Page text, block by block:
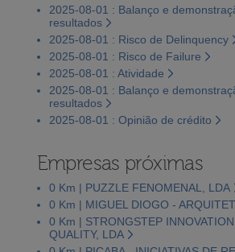
2025-08-01 : Balanço e
resultados
2025-08-01 : Risco de Delinquency
2025-08-01 : Risco de Failure
2025-08-01 : Atividade
2025-08-01 : Balanço e
resultados
2025-08-01 : Opinião de crédito
Empresas próximas
0 Km | PUZZLE FENOMENAL, LDA
0 Km | MIGUEL DIOGO -
0 Km | STRONGSTEP
QUALITY, LDA